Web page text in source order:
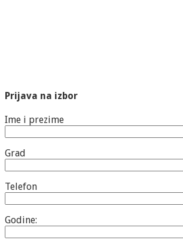
Prijava na izbor
Ime i prezime
Grad
Telefon
Godine: